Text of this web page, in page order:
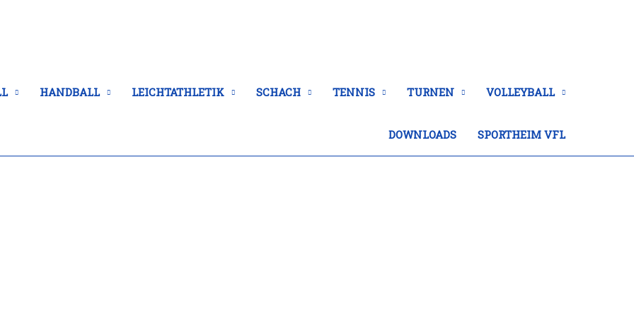
HANDBALL LEICHTATHLETIK SCHACH TENNIS TURNEN VOLLEYBALL
DOWNLOADS SPORTHEIM VFL